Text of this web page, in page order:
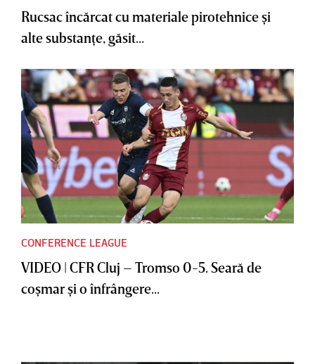
Rucsac încărcat cu materiale pirotehnice şi
alte substanţe, găsit...
CONFERENCE LEAGUE
VIDEO | CFR Cluj – Tromso 0-5. Seară de
coşmar şi o înfrângere...